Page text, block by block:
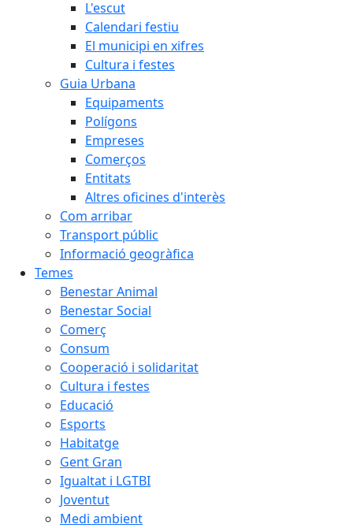
L'escut
Calendari festiu
El municipi en xifres
Cultura i festes
Guia Urbana
Equipaments
Polígons
Empreses
Comerços
Entitats
Altres oficines d'interès
Com arribar
Transport públic
Informació geogràfica
Temes
Benestar Animal
Benestar Social
Comerç
Consum
Cooperació i solidaritat
Cultura i festes
Educació
Esports
Habitatge
Gent Gran
Igualtat i LGTBI
Joventut
Medi ambient